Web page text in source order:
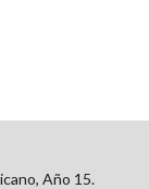
Año 15.